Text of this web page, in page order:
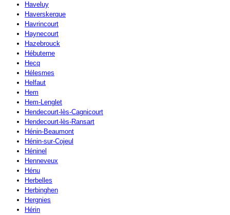
Haveluy
Haverskerque
Havrincourt
Haynecourt
Hazebrouck
Hébuterne
Hecq
Hélesmes
Helfaut
Hem
Hem-Lenglet
Hendecourt-lès-Cagnicourt
Hendecourt-lès-Ransart
Hénin-Beaumont
Hénin-sur-Cojeul
Héninel
Henneveux
Hénu
Herbelles
Herbinghen
Hergnies
Hérin